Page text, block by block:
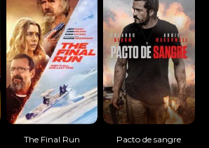
The Final Run Pacto de sangre